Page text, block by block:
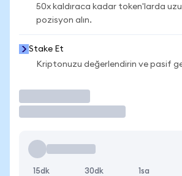
50x kaldıraca kadar token'larda
pozisyon alın.
Stake Et
Kriptonuzu değerlendirin ve pasif
15dk 30dk 1sa